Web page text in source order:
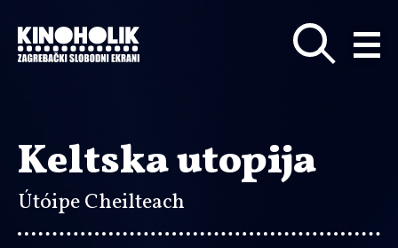
glavni
sadržaj
Keltska utopija
Útóipe Cheilteach